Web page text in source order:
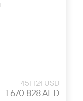
451 124 USD
1 670 828 AED